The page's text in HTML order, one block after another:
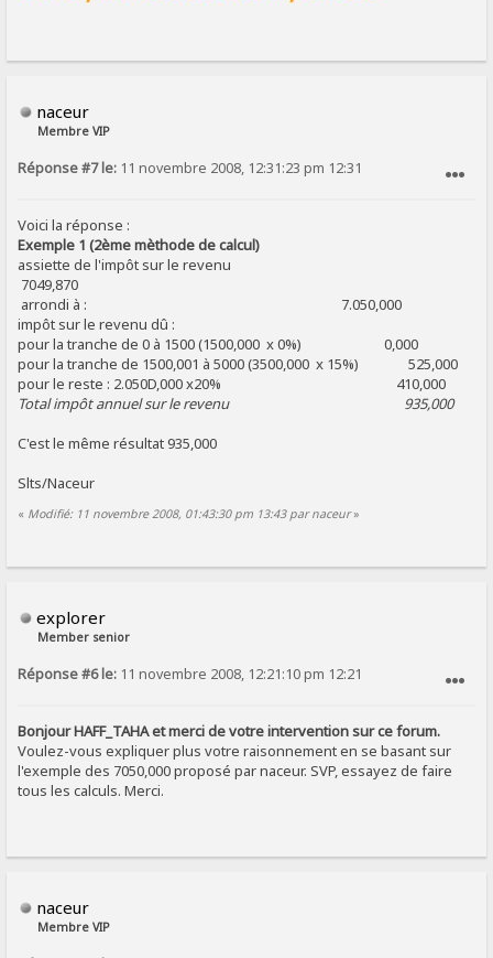
naceur
Membre VIP
Réponse #7 le: 11 novembre 2008, 12:31:23 pm 12:31
Voici la réponse :
Exemple 1 (2ème mèthode de calcul)
assiette de l'impôt sur le revenu
7049,870
arrondi à : 7.050,000
impôt sur le revenu dû :
pour la tranche de 0 à 1500 (1500,000 x 0%) 0,000
pour la tranche de 1500,001 à 5000 (3500,000 x 15%) 525,000
pour le reste : 2.050D,000 x20% 410,000
Total impôt annuel sur le revenu 935,000
C'est le même résultat 935,000
Slts/Naceur
« Modifié: 11 novembre 2008, 01:43:30 pm 13:43 par naceur»
explorer
Member senior
Réponse #6 le: 11 novembre 2008, 12:21:10 pm 12:21
Bonjour HAFF_TAHA et merci de votre intervention sur ce forum.
Voulez-vous expliquer plus votre raisonnement en se basant sur
l'exemple des 7050,000 proposé par naceur. SVP, essayez de faire
tous les calculs. Merci.
naceur
Membre VIP